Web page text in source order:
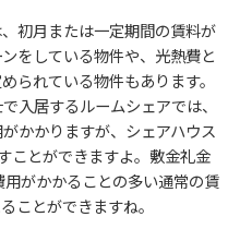
初月または一定期間の賃料が
をしている物件や、光熱費と
られている物件もあります。
入居するルームシェアでは、
かかりますが、シェアハウス
ことができますよ。敷金礼金
がかかることの多い通常の賃
ことができますね。